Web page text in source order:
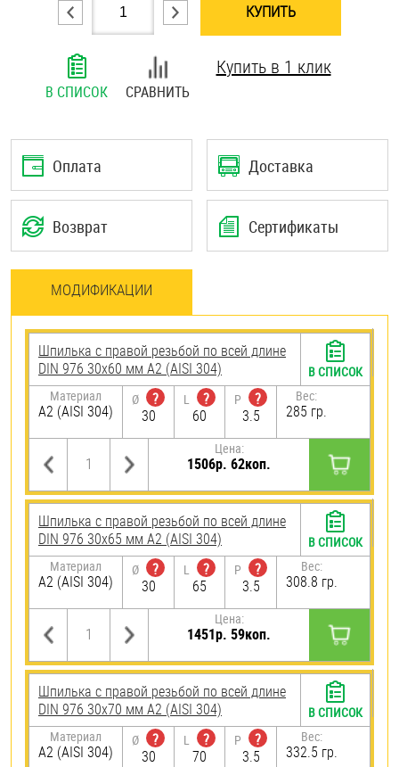
Шплинты
Штифты и пальцы
КУПИТЬ
В СПИСОК СРАВНИТЬ
Купить в 1 клик
Оплата Доставка
Возврат Сертификаты
МОДИФИКАЦИИ
Шпилька с правой резьбой по всей длине
DIN 976 30х60 мм А2 (AISI 304)
Материал
А2 (AISI 304)
Ø
?
30
L
?
60
P
?
3.5
Вес:
285 гр.
Цена:
1506р. 62коп.
В СПИСОК
Шпилька с правой резьбой по всей длине
DIN 976 30х65 мм А2 (AISI 304)
Материал
А2 (AISI 304)
Ø
?
30
L
?
65
P
?
3.5
Вес:
308.8 гр.
Цена:
1451р. 59коп.
В СПИСОК
Шпилька с правой резьбой по всей длине
DIN 976 30х70 мм А2 (AISI 304)
Материал
А2 (AISI 304)
Ø
?
30
L
?
70
P
?
3.5
Вес:
332.5 гр.
В СПИСОК